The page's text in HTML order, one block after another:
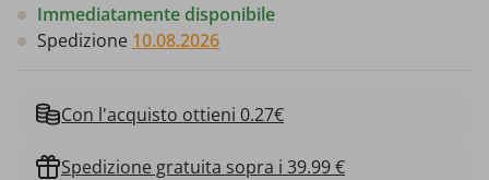
Immediatamente disponibile
Spedizione 10.08.2026
Con l'acquisto ottieni 0.27€
Spedizione gratuita sopra i 39.99 €